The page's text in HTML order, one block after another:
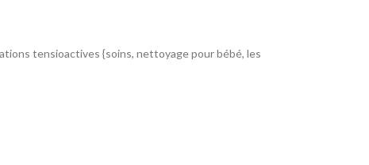
tensioactives {soins, nettoyage pour bébé, les